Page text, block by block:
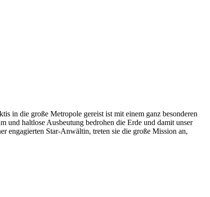
in die große Metropole gereist ist mit einem ganz besonderen
und haltlose Ausbeutung bedrohen die Erde und damit unser
engagierten Star-Anwältin, treten sie die große Mission an,